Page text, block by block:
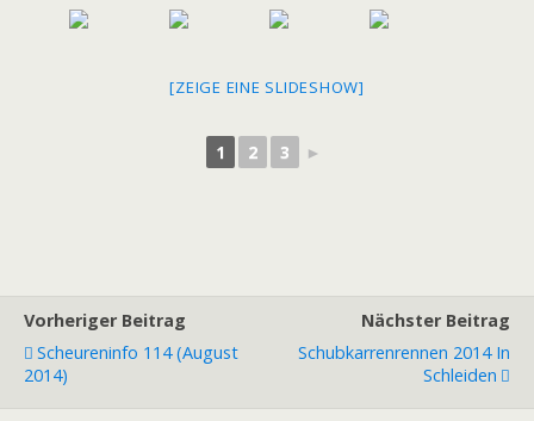
[ZEIGE EINE SLIDESHOW]
1 2 3 ►
Vorheriger Beitrag
Scheureninfo 114 (August
2014)
Nächster Beitrag
Schubkarrenrennen 2014 In
Schleiden